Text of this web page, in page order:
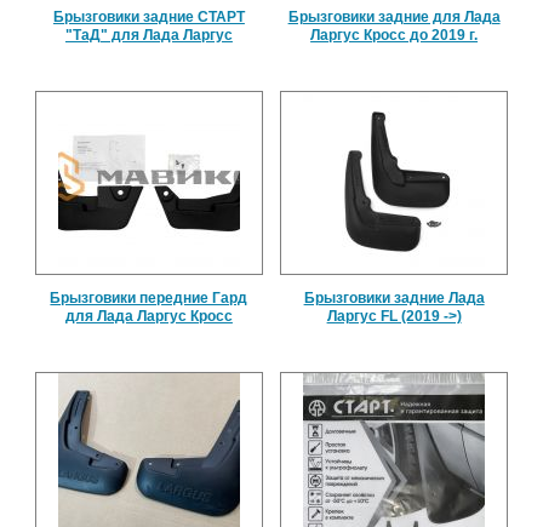
Брызговики задние СТАРТ
"ТаД" для Лада Ларгус
Брызговики задние для Лада
Ларгус Кросс до 2019 г.
Брызговики передние Гард
для Лада Ларгус Кросс
Брызговики задние Лада
Ларгус FL (2019 ->)